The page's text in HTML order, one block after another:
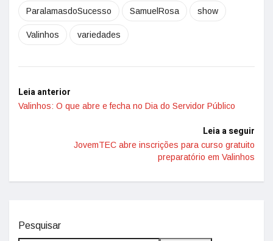
ParalamasdoSucesso SamuelRosa show
Valinhos variedades
Leia anterior
Valinhos: O que abre e fecha no Dia do Servidor Público
Leia a seguir
JovemTEC abre inscrições para curso gratuito
preparatório em Valinhos
Pesquisar